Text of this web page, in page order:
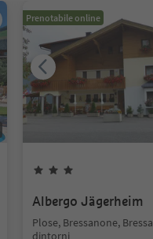
Prenotabile online
Albergo Jägerheim
Plose, Bressanone,
dintorni